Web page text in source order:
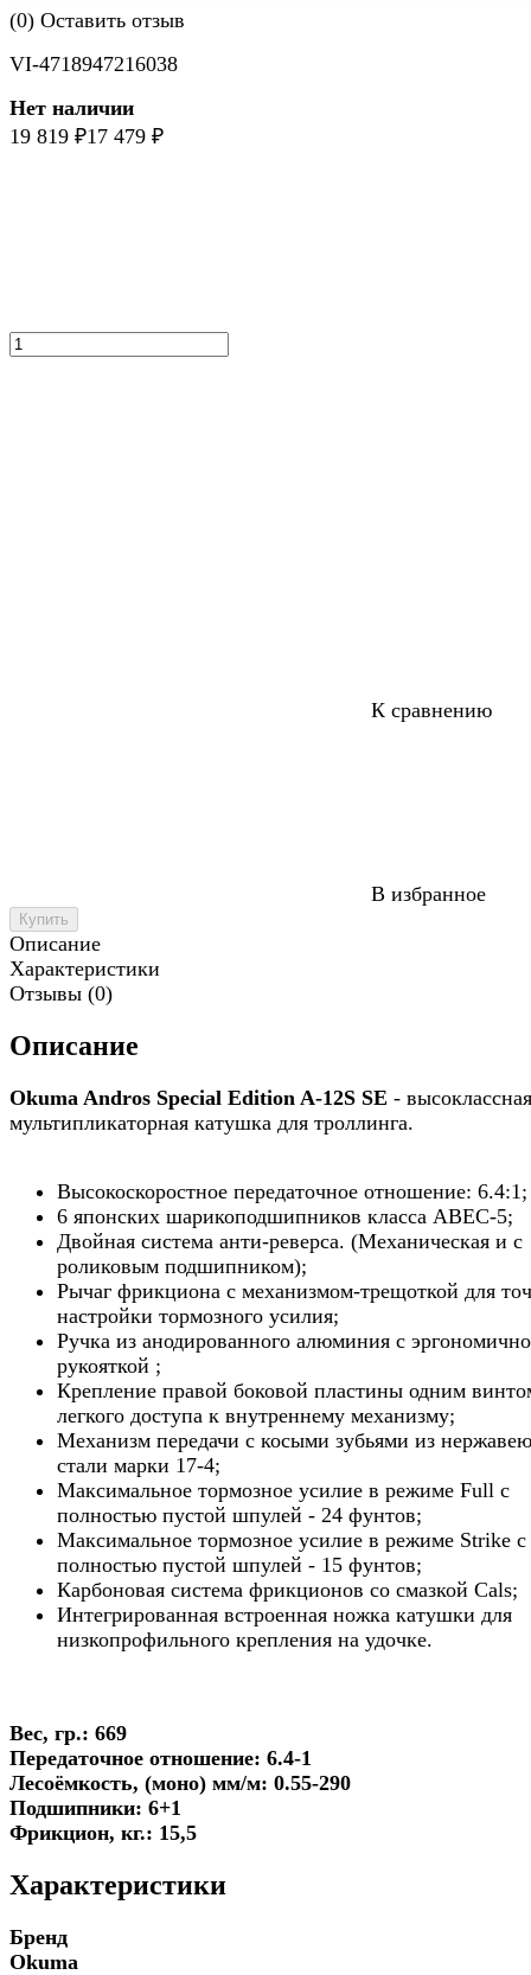
(0) Оставить отзыв
VI-4718947216038
Нет наличии
19 819 ₽17 479 ₽
К сравнению
В избранное
Купить
Описание
Характеристики
Отзывы (0)
Описание
Okuma Andros Special Edition A-12S SE - высоклассная
мультипликаторная катушка для троллинга.
Высокоскоростное передаточное отношение: 6.4:1;
6 японских шарикоподшипников класса ABEC-5;
Двойная система анти-реверса. (Механическая и с
роликовым подшипником);
Рычаг фрикциона с механизмом-трещоткой для
настройки тормозного усилия;
Ручка из анодированного алюминия с
рукояткой ;
Крепление правой боковой пластины одним
легкого доступа к внутреннему механизму;
Механизм передачи с косыми зубьями из
стали марки 17-4;
Максимальное тормозное усилие в режиме Full с
полностью пустой шпулей - 24 фунтов;
Максимальное тормозное усилие в режиме Strike с
полностью пустой шпулей - 15 фунтов;
Карбоновая система фрикционов со смазкой Cals;
Интегрированная встроенная ножка катушки для
низкопрофильного крепления на удочке.
Вес, гр.: 669
Передаточное отношение: 6.4-1
Лесоёмкость, (моно) мм/м: 0.55-290
Подшипники: 6+1
Фрикцион, кг.: 15,5
Характеристики
Бренд
Okuma